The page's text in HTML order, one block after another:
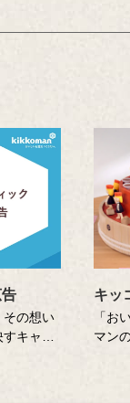
その想い
キャッ
キッ
「お
マン